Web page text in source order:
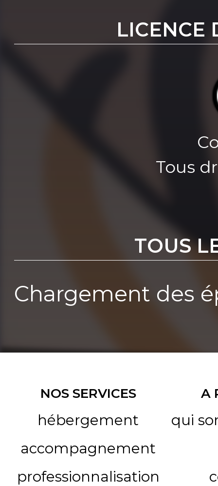
LICENCE
Tous
TOUS
Chargement des
NOS SERVICES
hébergement
accompagnement
professionnalisation
A
qui